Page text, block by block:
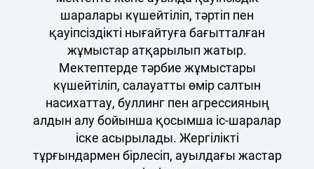
шаралары күшейтіліп, тәртіп пен
қауіпсіздікті нығайтуға бағытталған
жұмыстар атқарылып жатыр.
Мектептерде тәрбие жұмыстары
күшейтіліп, салауатты өмір салтын
насихаттау, буллинг пен агрессияның
алдын алу бойынша қосымша іс-шаралар
іске асырылады. Жергілікті
тұрғындармен бірлесіп, ауылдағы жастар